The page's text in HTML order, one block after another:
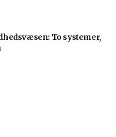
To systemer,